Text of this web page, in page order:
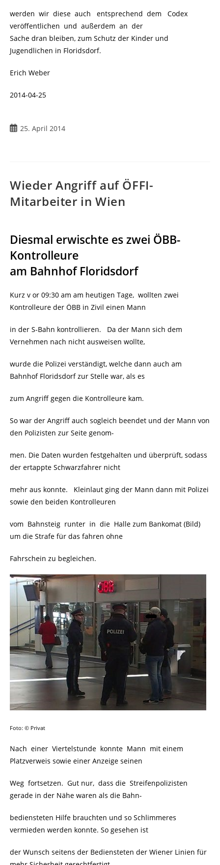
werden wir diese auch entsprechend dem Codex
veröffentlichen und außerdem an der
Sache dran bleiben, zum Schutz der Kinder und
Jugendlichen in Floridsdorf.
Erich Weber
2014-04-25
Beitrag25. April 2014
Wieder Angriff auf ÖFFI-
Mitarbeiter in Wien
Diesmal erwischte es zwei ÖBB-
Kontrolleure
am Bahnhof Floridsdorf
Kurz v or 09:30 am am heutigen Tage, wollten zwei
Kontrolleure der ÖBB in Zivil einen Mann
in der S-Bahn kontrollieren. Da der Mann sich dem
Vernehmen nach nicht ausweisen wollte,
wurde die Polizei verständigt, welche dann auch am
Bahnhof Floridsdorf zur Stelle war, als es
zum Angriff gegen die Kontrolleure kam.
So war der Angriff auch sogleich beendet und der Mann von
den Polizisten zur Seite genom-
men. Die Daten wurden festgehalten und überprüft, sodass
der ertappte Schwarzfahrer nicht
mehr aus konnte. Kleinlaut ging der Mann dann mit Polizei
sowie den beiden Kontrolleuren
vom Bahnsteig runter in die Halle zum Bankomat (Bild)
um die Strafe für das fahren ohne
Fahrschein zu begleichen.
Foto: © Privat
Nach einer Viertelstunde konnte Mann mit einem
Platzverweis sowie einer Anzeige seinen
Weg fortsetzen. Gut nur, dass die Streifenpolizisten
gerade in der Nähe waren als die Bahn-
bediensteten Hilfe brauchten und so Schlimmeres
vermieden werden konnte. So gesehen ist
der Wunsch seitens der Bediensteten der Wiener Linien für